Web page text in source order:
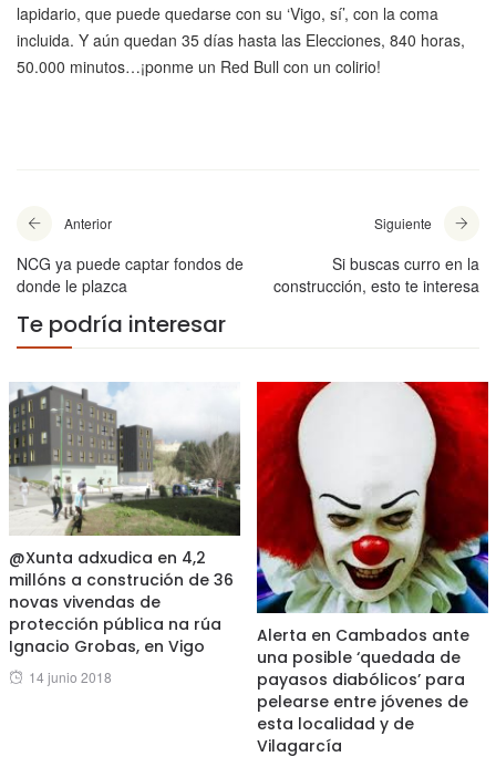
lapidario, que puede quedarse con su ‘Vigo, sí’, con la coma
incluida. Y aún quedan 35 días hasta las Elecciones, 840 horas,
50.000 minutos…¡ponme un Red Bull con un colirio!
Anterior
NCG ya puede captar fondos de
donde le plazca
Siguiente
Si buscas curro en la
construcción, esto te interesa
Te podría interesar
@Xunta adxudica en 4,2
millóns a construción de 36
novas vivendas de
protección pública na rúa
Ignacio Grobas, en Vigo
Posted
14 junio 2018
Alerta en Cambados ante
una posible ‘quedada de
payasos diabólicos’ para
pelearse entre jóvenes de
esta localidad y de
Vilagarcía